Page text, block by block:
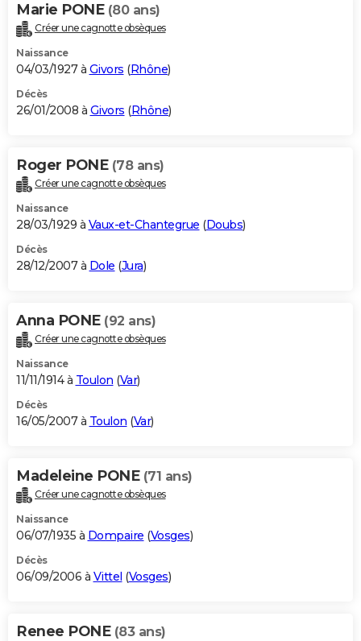
Marie PONE (80 ans)
Créer une cagnotte obsèques
Naissance
04/03/1927 à Givors (Rhône)
Décès
26/01/2008 à Givors (Rhône)
Roger PONE (78 ans)
Créer une cagnotte obsèques
Naissance
28/03/1929 à Vaux-et-Chantegrue (Doubs)
Décès
28/12/2007 à Dole (Jura)
Anna PONE (92 ans)
Créer une cagnotte obsèques
Naissance
11/11/1914 à Toulon (Var)
Décès
16/05/2007 à Toulon (Var)
Madeleine PONE (71 ans)
Créer une cagnotte obsèques
Naissance
06/07/1935 à Dompaire (Vosges)
Décès
06/09/2006 à Vittel (Vosges)
Renee PONE (83 ans)